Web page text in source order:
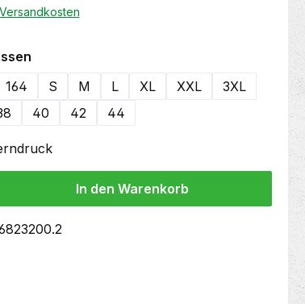
auswählen
164 S M L XL XXL
3XL
40 42 44
Wert ein oder benutze die Schaltflächen um die
In den Warenkorb